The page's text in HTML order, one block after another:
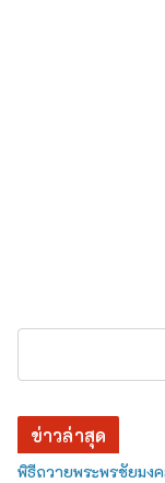
ข่าวล่าสุด
พิธีถวายพระพรชัยมง